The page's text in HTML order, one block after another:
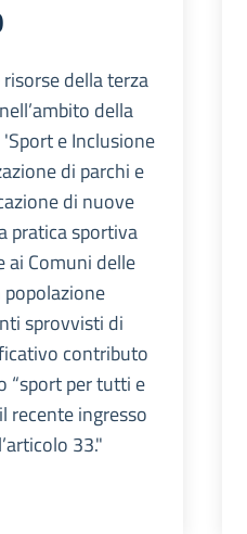
della terza
della
e Inclusione
di parchi e
di nuove
pratica sportiva
ai Comuni delle
sprovvisti di
contributo
“sport per tutti e
recente ingresso
33."